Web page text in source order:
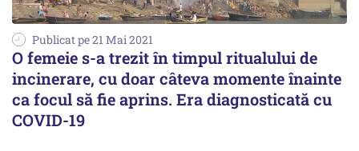
Publicat pe 21 Mai 2021
O femeie s-a trezit în timpul ritualului de
incinerare, cu doar câteva momente înainte
ca focul să fie aprins. Era diagnosticată cu
COVID-19